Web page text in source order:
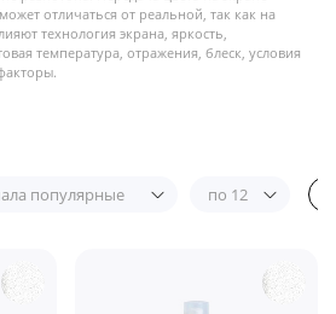
отличаться от реальной, так как на
технология экрана, яркость,
температура, отражения, блеск, условия
популярные по 12